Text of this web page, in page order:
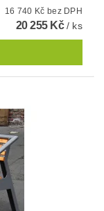
16 740 Kč bez DPH
20 255 Kč/ ks